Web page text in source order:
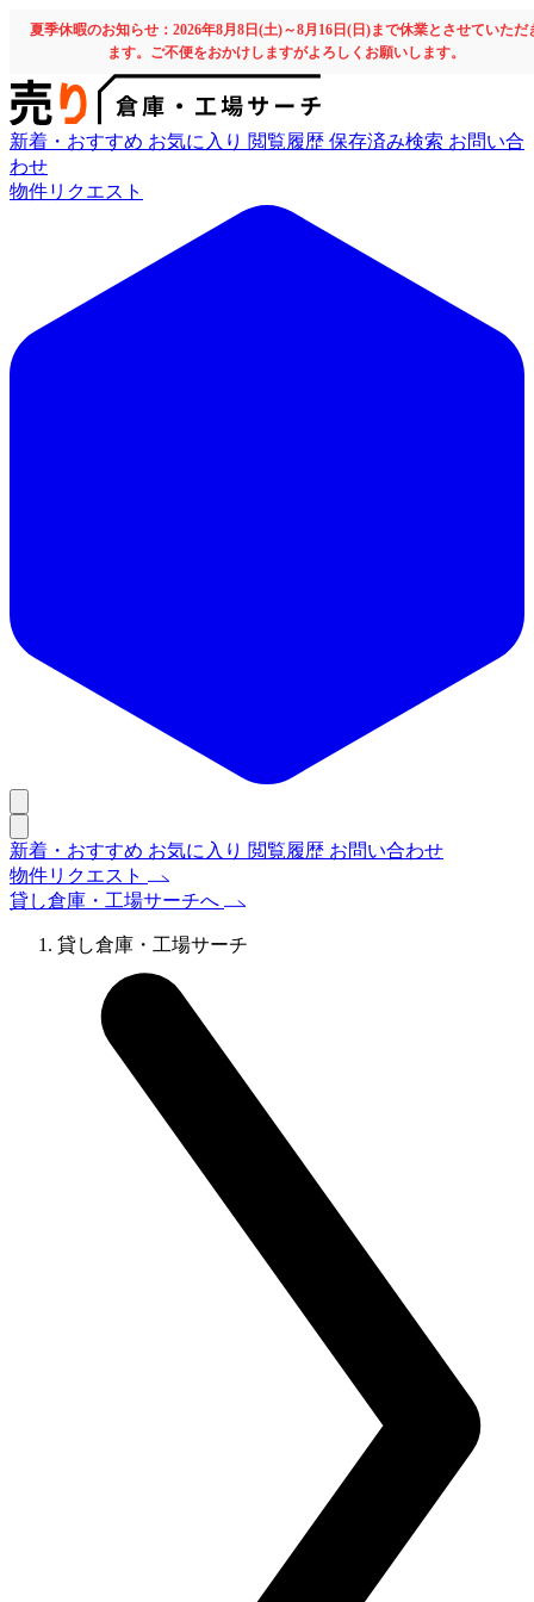
夏季休暇のお知らせ：2026年8月8日(土)～8月16日(日)まで休業とさせていただ
ます。ご不便をおかけしますがよろしくお願いします。
新着・おすすめ お気に入り 閲覧履歴 保存済み検索 お問い合
わせ
物件リクエスト
新着・おすすめ お気に入り 閲覧履歴 お問い合わせ
物件リクエスト
貸し倉庫・工場サーチへ
貸し倉庫・工場サーチ